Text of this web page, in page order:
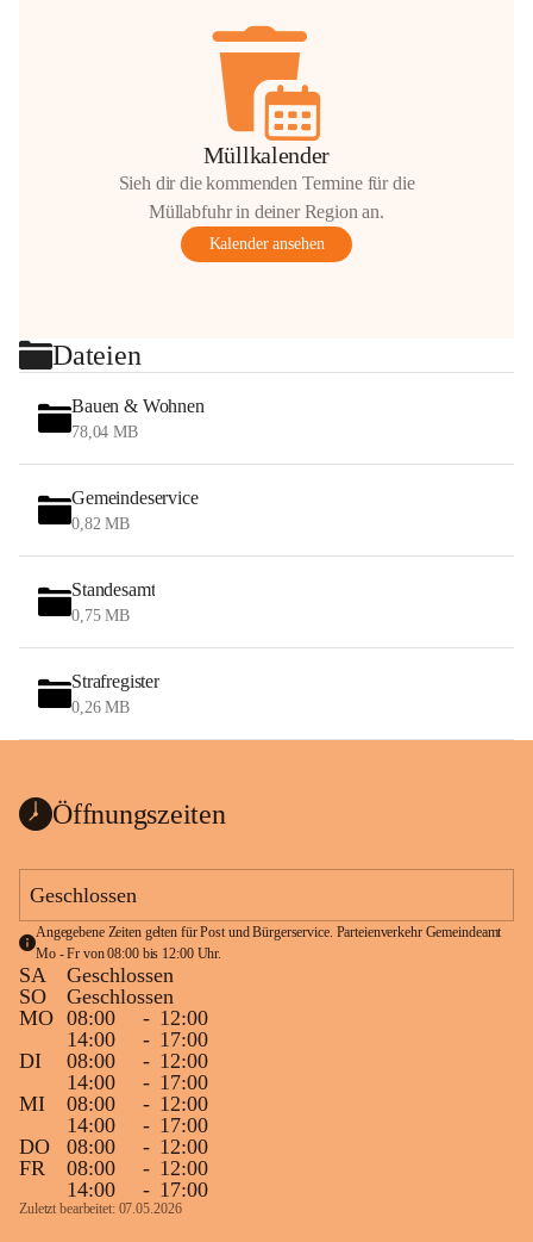
Müllkalender
Sieh dir die kommenden Termine für die
Müllabfuhr in deiner Region an.
Kalender ansehen
Dateien
Bauen & Wohnen
78,04 MB
Gemeindeservice
0,82 MB
Standesamt
0,75 MB
Strafregister
0,26 MB
Öffnungszeiten
Geschlossen
Angegebene Zeiten gelten für Post und Bürgerservice. Parteienverkehr Gemeindeamt
Mo - Fr von 08:00 bis 12:00 Uhr.
SA
Geschlossen
SO
Geschlossen
MO 08:00 - 12:00
14:00
- 17:00
DI
08:00 - 12:00
14:00
- 17:00
MI
08:00 - 12:00
14:00
- 17:00
DO
08:00 - 12:00
FR
08:00 - 12:00
14:00
- 17:00
Zuletzt bearbeitet: 07.05.2026